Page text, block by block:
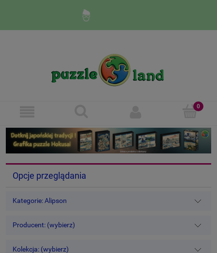
Opcje przeglądania
Kategorie: Alipson
Producent: (wybierz)
Kolekcja: (wybierz)